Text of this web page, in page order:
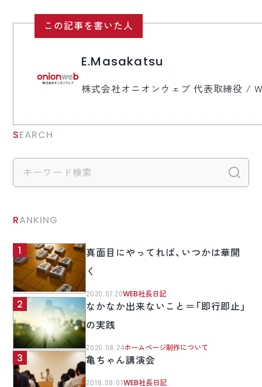
この記事を書いた人
E.Masakatsu
株式会社オニオンウェブ 代表取締役 /
SEARCH
RANKING
真面目にやってれば、いつかは華開
く
2020.07.20WEB社長日記
なかなか出来ないこと＝「即行即止」
の実践
2020.08.24ホームページ制作について
亀ちゃん講演会
2018.08.01WEB社長日記